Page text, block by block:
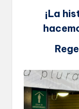
¡La